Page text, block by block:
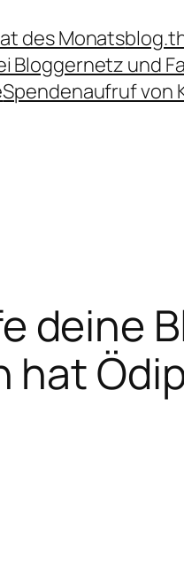
des Monats
Bloggernetz und
Spendenaufruf von
deine
hat